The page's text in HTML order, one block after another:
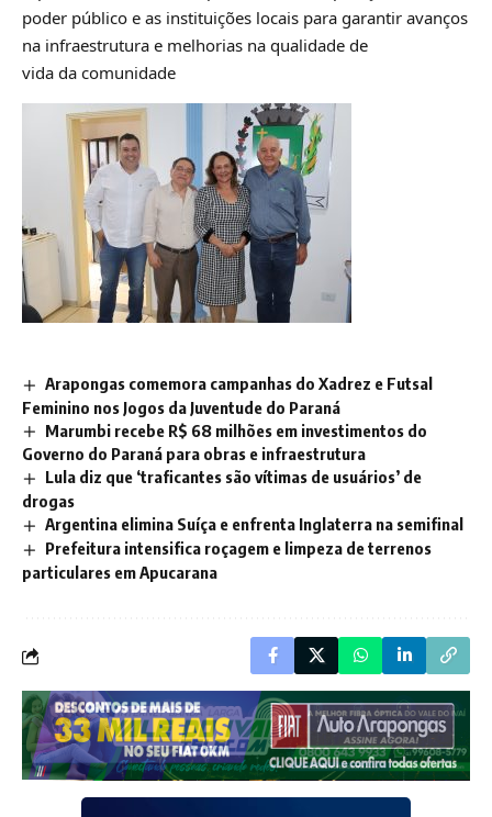
poder público e as instituições locais para garantir avanços
na infraestrutura e melhorias na qualidade de
vida da comunidade
Arapongas comemora campanhas do Xadrez e Futsal
Feminino nos Jogos da Juventude do Paraná
Marumbi recebe R$ 68 milhões em investimentos do
Governo do Paraná para obras e infraestrutura
Lula diz que ‘traficantes são vítimas de usuários’ de
drogas
Argentina elimina Suíça e enfrenta Inglaterra na semifinal
Prefeitura intensifica roçagem e limpeza de terrenos
particulares em Apucarana